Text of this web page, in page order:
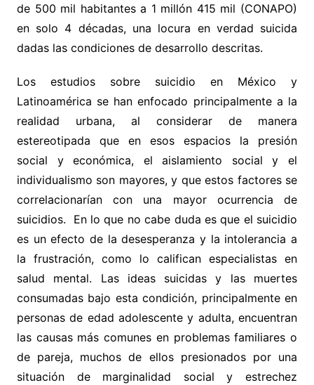
de 500 mil habitantes a 1 millón 415 mil (CONAPO)
en solo 4 décadas, una locura en verdad suicida
dadas las condiciones de desarrollo descritas.
Los estudios sobre suicidio en México y
Latinoamérica se han enfocado principalmente a la
realidad urbana, al considerar de manera
estereotipada que en esos espacios la presión
social y económica, el aislamiento social y el
individualismo son mayores, y que estos factores se
correlacionarían con una mayor ocurrencia de
suicidios. En lo que no cabe duda es que el suicidio
es un efecto de la desesperanza y la intolerancia a
la frustración, como lo califican especialistas en
salud mental. Las ideas suicidas y las muertes
consumadas bajo esta condición, principalmente en
personas de edad adolescente y adulta, encuentran
las causas más comunes en problemas familiares o
de pareja, muchos de ellos presionados por una
situación de marginalidad social y estrechez